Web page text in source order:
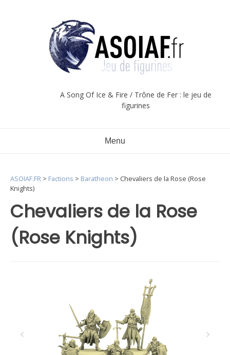
A Song Of Ice & Fire / Trône de Fer : le jeu de
figurines
Menu
Chevaliers de la Rose
(Rose Knights)
ASOIAF.FR > Factions > Baratheon > Chevaliers de la Rose (Rose
Knights)